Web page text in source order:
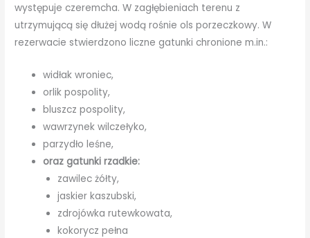
występuje czeremcha. W zagłębieniach terenu z
utrzymującą się dłużej wodą rośnie ols porzeczkowy. W
rezerwacie stwierdzono liczne gatunki chronione m.in.:
widłak wroniec,
orlik pospolity,
bluszcz pospolity,
wawrzynek wilczełyko,
parzydło leśne,
oraz gatunki rzadkie:
zawilec żółty,
jaskier kaszubski,
zdrojówka rutewkowata,
kokorycz pełna